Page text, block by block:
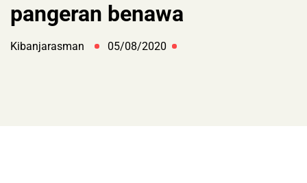
pangeran benawa
Kibanjarasman 05/08/2020